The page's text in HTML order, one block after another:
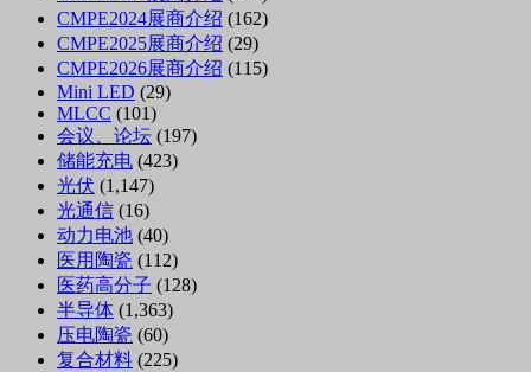
CMPE2024展商介绍 (162)
CMPE2025展商介绍 (29)
CMPE2026展商介绍 (115)
Mini LED (29)
MLCC (101)
会议、论坛 (197)
储能充电 (423)
光伏 (1,147)
光通信 (16)
动力电池 (40)
医用陶瓷 (112)
医药高分子 (128)
半导体 (1,363)
压电陶瓷 (60)
复合材料 (225)